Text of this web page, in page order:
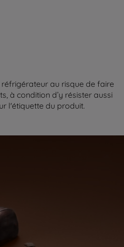
au risque de faire
à condition d’y résister aussi
l'étiquette du produit.